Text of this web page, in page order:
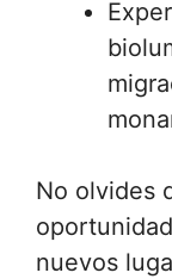
No olvides
nuevos